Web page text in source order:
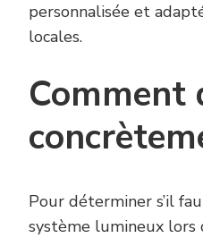
personnalisée et
locales.
Comment
Pour déterminer s’il
système lumineux lors